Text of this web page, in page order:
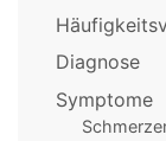
Diagnose
Symptome